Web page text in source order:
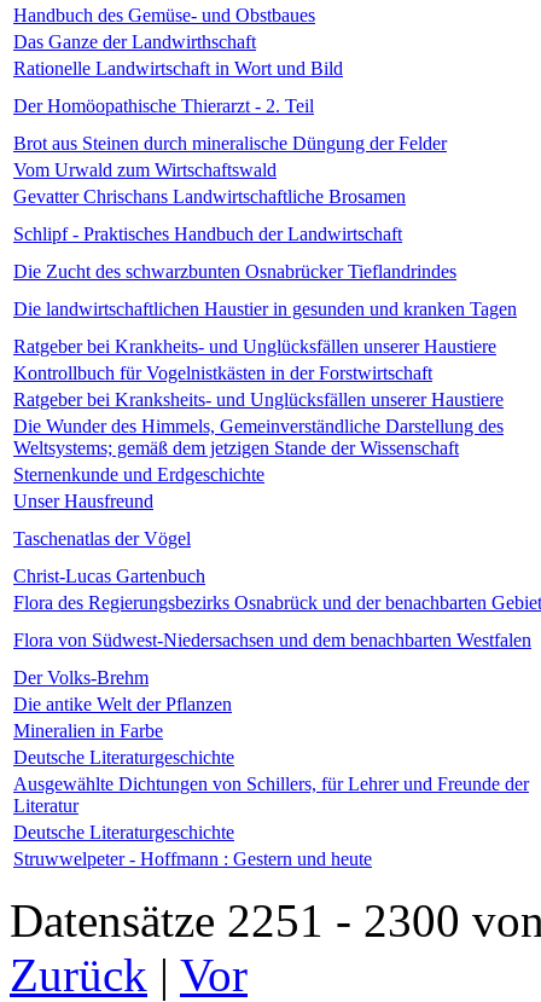
Handbuch des Gemüse- und Obstbaues
Das Ganze der Landwirthschaft
Rationelle Landwirtschaft in Wort und Bild
Der Homöopathische Thierarzt - 2. Teil
Brot aus Steinen durch mineralische Düngung der Felder
Vom Urwald zum Wirtschaftswald
Gevatter Chrischans Landwirtschaftliche Brosamen
Schlipf - Praktisches Handbuch der Landwirtschaft
Die Zucht des schwarzbunten Osnabrücker Tieflandrindes
Die landwirtschaftlichen Haustier in gesunden und kranken Tagen
Ratgeber bei Krankheits- und Unglücksfällen unserer Haustiere
Kontrollbuch für Vogelnistkästen in der Forstwirtschaft
Ratgeber bei Kranksheits- und Unglücksfällen unserer Haustiere
Die Wunder des Himmels, Gemeinverständliche Darstellung des
Weltsystems; gemäß dem jetzigen Stande der Wissenschaft
Sternenkunde und Erdgeschichte
Unser Hausfreund
Taschenatlas der Vögel
Christ-Lucas Gartenbuch
Flora des Regierungsbezirks Osnabrück und der benachbarten
Flora von Südwest-Niedersachsen und dem benachbarten Westfalen
Der Volks-Brehm
Die antike Welt der Pflanzen
Mineralien in Farbe
Deutsche Literaturgeschichte
Ausgewählte Dichtungen von Schillers, für Lehrer und Freunde der
Literatur
Deutsche Literaturgeschichte
Struwwelpeter - Hoffmann : Gestern und heute
Datensätze 2251 - 2300
Zurück | Vor